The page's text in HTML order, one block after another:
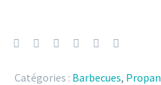
Catégories : Barbecues,